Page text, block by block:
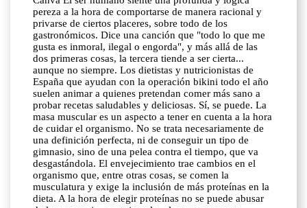
pereza a la hora de comportarse de manera racional y
privarse de ciertos placeres, sobre todo de los
gastronómicos. Dice una canción que "todo lo que me
gusta es inmoral, ilegal o engorda", y más allá de las
dos primeras cosas, la tercera tiende a ser cierta...
aunque no siempre. Los dietistas y nutricionistas de
España que ayudan con la operación bikini todo el año
suelen animar a quienes pretendan comer más sano a
probar recetas saludables y deliciosas. Sí, se puede. La
masa muscular es un aspecto a tener en cuenta a la hora
de cuidar el organismo. No se trata necesariamente de
una definición perfecta, ni de conseguir un tipo de
gimnasio, sino de una pelea contra el tiempo, que va
desgastándola. El envejecimiento trae cambios en el
organismo que, entre otras cosas, se comen la
musculatura y exige la inclusión de más proteínas en la
dieta. A la hora de elegir proteínas no se puede abusar